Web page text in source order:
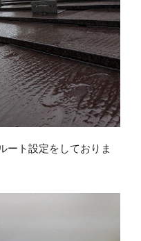
ート設定をしておりま